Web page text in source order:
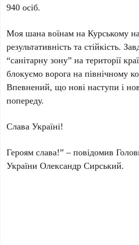
940 осіб.
Моя шана воїнам на Курському
результативність та стійкість.
“санітарну зону” на території
блокуємо ворога на північному
Впевнений, що нові наступи і
попереду.
Слава Україні!
Героям слава!” – повідомив
України Олександр Сирський.